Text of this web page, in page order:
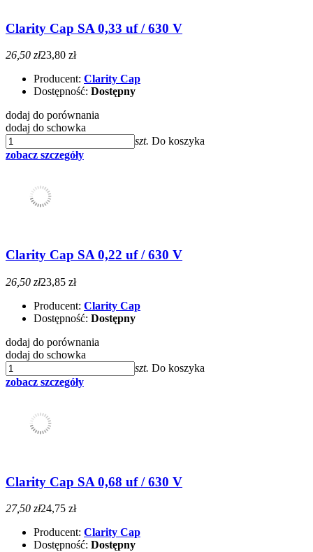
Clarity Cap SA 0,33 uf / 630 V
26,50 zł23,80 zł
Producent: Clarity Cap
Dostępność: Dostępny
dodaj do porównania
dodaj do schowka
szt. Do koszyka
zobacz szczegóły
Clarity Cap SA 0,22 uf / 630 V
26,50 zł23,85 zł
Producent: Clarity Cap
Dostępność: Dostępny
dodaj do porównania
dodaj do schowka
szt. Do koszyka
zobacz szczegóły
Clarity Cap SA 0,68 uf / 630 V
27,50 zł24,75 zł
Producent: Clarity Cap
Dostępność: Dostępny